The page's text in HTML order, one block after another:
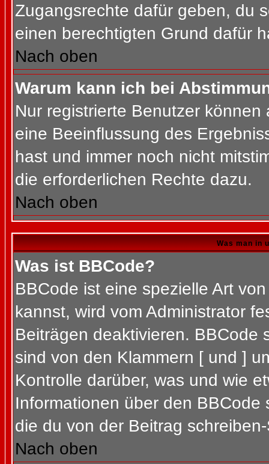
Zugangsrechte dafür geben, du
einen berechtigten Grund dafür
Nach oben
Warum kann ich bei
Nur registrierte Benutzer
eine Beeinflussung des
hast und immer noch nicht
die erforderlichen Rechte dazu.
Nach oben
Was man in
Was ist BBCode?
BBCode ist eine spezielle Art
kannst, wird vom Administrator
Beiträgen deaktivieren. BBCode
sind von den Klammern [ und ]
Kontrolle darüber, was und wie
Informationen über den
die du von der Beitrag
Nach oben